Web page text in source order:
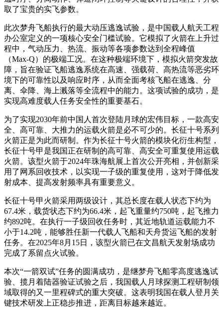
取了宝贵的实飞参数。
此次梦舟飞船执行的最大动压逃逸试验，是中国载人航天工程
办公室定义的一项核心安全门槛试验。它模拟了火箭在上升过
程中，气动压力、热流、振动等各项参数达到全程峰值
（Max-Q）的极端工况。在这种极端环境下，模拟火箭突发故
障，旨在验证飞船逃逸系统在高速、强载荷、高热流等恶劣环
境下的可靠性以及响应时序，从而全面考核飞船在逃逸、分
离、伞降、海上溅落等全流程中的能力。这项试验的成功，是
实现高难度载人任务安全性的重要基石。
为了实现2030年前中国人首次登陆月球的宏伟目标，一款高安
全、高可靠、大推力的运载火箭是必不可少的。长征十号系列
火箭正是为此而研制。作为长征十号火箭的模块化衍生构型，
长征十号甲是我国正在研制的高可靠、高安全可重复使用运载
火箭。该型火箭于2024年珠海航展上首次公开亮相，并创新采
用了网系回收技术，以实现一子级的重复使用，这对于降低发
射成本、提高发射频率具有重要意义。
长征十号甲火箭采用两级设计，其总长度在载人状态下约为
67.4米，载货状态下约为66.4米，起飞重量约750吨，起飞推力
约892吨。在执行一子级回收任务时，其近地轨道运载能力不
小于14.2吨，能够胜任新一代载人飞船和天舟货运飞船的发射
任务。在2025年8月15日，该型火箭已在文昌航天发射场成功
完成了系留点火试验。
本次“一箭双试”任务的圆满成功，是继梦舟飞船零高度逃逸试
验、揽月着陆器验证试验之后，我国载人月球探测工程研制领
域取得的又一里程碑式的重大突破。这表明我国在载人登月关
键技术研发上正稳步推进，距离目标越来越近。